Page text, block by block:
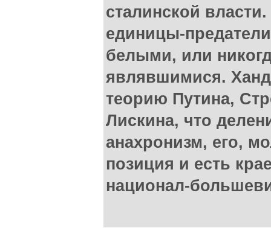
сталинской
единицы-
белыми, или
являвшимися.
теорию Путина,
Лискина, что
анахронизм, его,
позиция и есть
национал-